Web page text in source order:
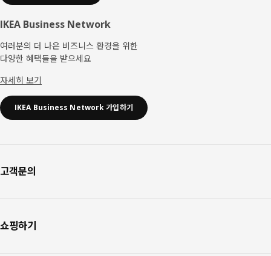
IKEA Business Network
여러분의 더 나은 비즈니스 환경을 위한
다양한 혜택들을 받으세요
자세히 보기
IKEA Business Network 가입하기
고객문의
쇼핑하기